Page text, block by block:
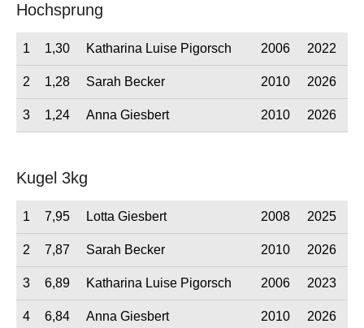
Hochsprung
1 1,30 Katharina Luise Pigorsch 2006 2022
2 1,28 Sarah Becker 2010 2026
3 1,24 Anna Giesbert 2010 2026
Kugel 3kg
1 7,95 Lotta Giesbert 2008 2025
2 7,87 Sarah Becker 2010 2026
3 6,89 Katharina Luise Pigorsch 2006 2023
4 6,84 Anna Giesbert 2010 2026